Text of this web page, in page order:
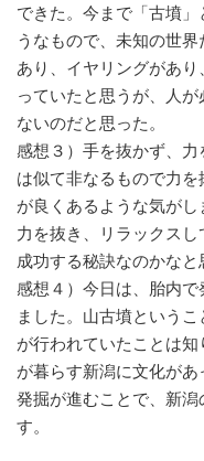
できた。今まで「古墳
うなもので、未知の世
あり、イヤリングがあ
っていたと思うが、人
ないのだと思った。
感想３）手を抜かず、
は似て非なるもので力
が良くあるような気がし
力を抜き、リラックス
成功する秘訣なのかなと
感想４）今日は、胎内
ました。山古墳という
が行われていたことは
が暮らす新潟に文化があ
発掘が進むことで、新
す。